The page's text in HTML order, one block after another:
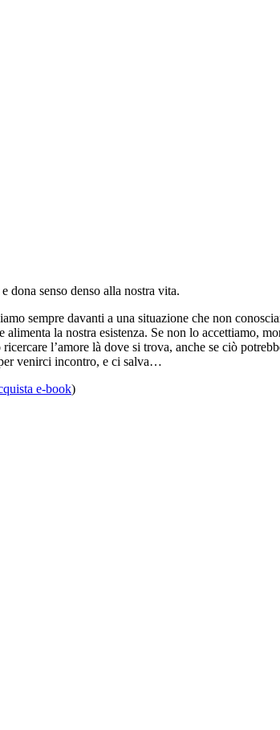
dona senso denso alla nostra vita.
sempre davanti a una situazione che non
la nostra esistenza. Se non lo accettiamo,
l’amore là dove si trova, anche se ciò
venirci incontro, e ci salva…
e-book)